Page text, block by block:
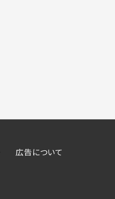
広告について